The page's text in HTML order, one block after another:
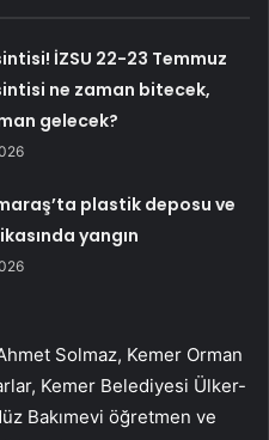
İZSU 22-23 Temmuz
ne zaman bitecek,
gelecek?
plastik deposu ve
yangın
Solmaz, Kemer Orman
Kemer Belediyesi Ülker-
Bakımevi öğretmen ve